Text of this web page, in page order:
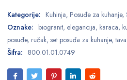
Kategorije: Kuhinja, Posuđe za kuhanje,
Oznake: biogranit, elegancija, karaca,
posuđe, ručak, set posuđa za kuhanje,tava
Šifra: 800.01.01.0749